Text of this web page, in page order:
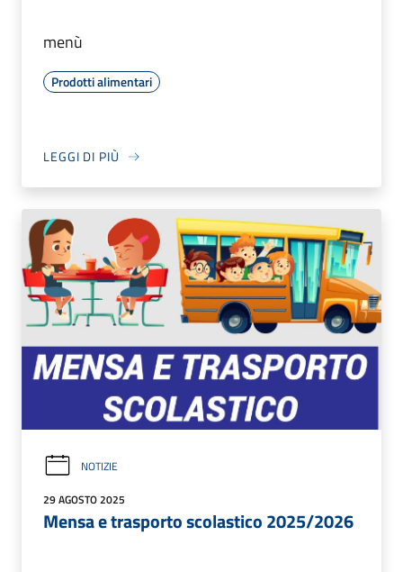
menù
Prodotti alimentari
LEGGI DI PIÙ
NOTIZIE
29 AGOSTO 2025
Mensa e trasporto scolastico 2025/2026